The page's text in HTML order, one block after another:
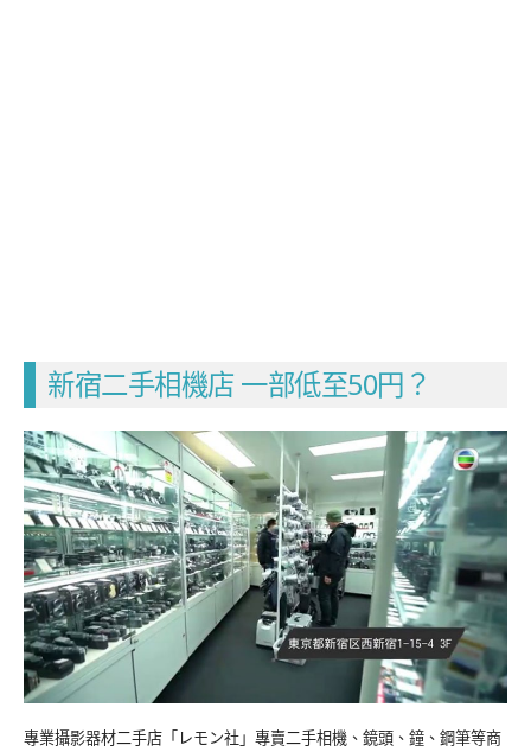
新宿二手相機店 一部低至50円？
專業攝影器材二手店「レモン社」專賣二手相機、鏡頭、鐘、鋼筆等商